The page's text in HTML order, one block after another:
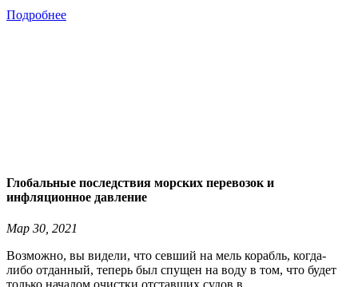
Подробнее
Глобальные последствия морских перевозок и
инфляционное давление
Мар 30, 2021
Возможно, вы видели, что севший на мель корабль, когда-
либо отданный, теперь был спущен на воду в том, что будет
только началом очистки отставших судов в...